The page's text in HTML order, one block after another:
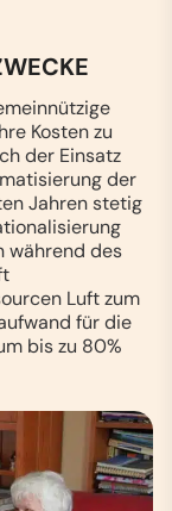
Kosten zu
der Einsatz
der
Jahren stetig
während des
Luft zum
für die
bis zu 80%